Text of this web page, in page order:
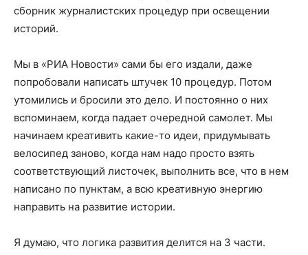
сборник журналистских процедур при освещении
историй.
Мы в «РИА Новости» сами бы его издали, даже
попробовали написать штучек 10 процедур. Потом
утомились и бросили это дело. И постоянно о них
вспоминаем, когда падает очередной самолет. Мы
начинаем креативить какие-то идеи, придумывать
велосипед заново, когда нам надо просто взять
соответствующий листочек, выполнить все, что в нем
написано по пунктам, а всю креативную энергию
направить на развитие истории.
Я думаю, что логика развития делится на 3 части.